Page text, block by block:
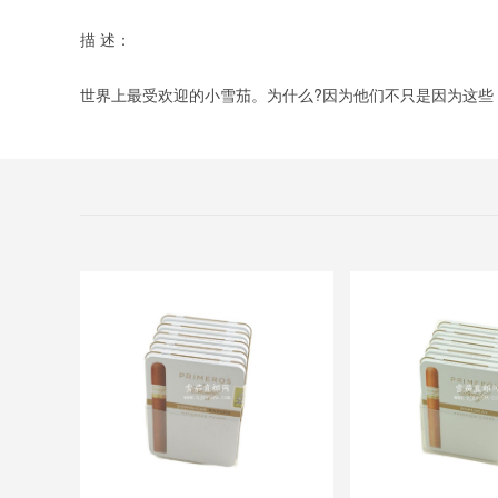
描 述：
世界上最受欢迎的小雪茄。为什么?因为他们不只是因为这些